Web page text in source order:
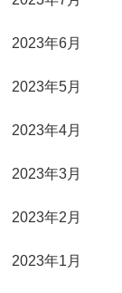
2023年6月
2023年5月
2023年4月
2023年3月
2023年2月
2023年1月